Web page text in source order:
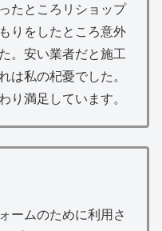
たところリショップ
りをしたところ意外
。安い業者だと施工
は私の杞憂でした。
り満足しています。
ームのために利用さ